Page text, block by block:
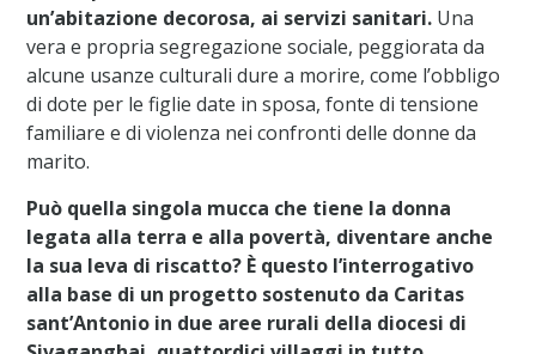
un’abitazione decorosa, ai servizi sanitari. Una
vera e propria segregazione sociale, peggiorata da
alcune usanze culturali dure a morire, come l’obbligo
di dote per le figlie date in sposa, fonte di tensione
familiare e di violenza nei confronti delle donne da
marito.
Può quella singola mucca che tiene la donna
legata alla terra e alla povertà, diventare anche
la sua leva di riscatto? È questo l’interrogativo
alla base di un progetto sostenuto da Caritas
sant’Antonio in due aree rurali della diocesi di